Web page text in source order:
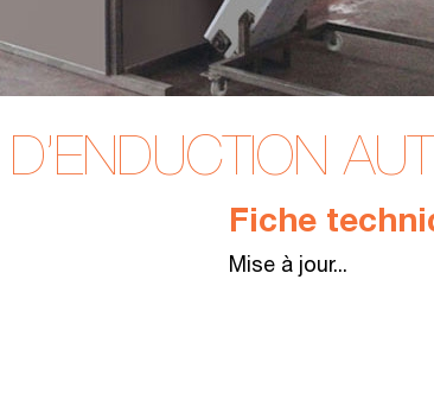
Fiche
Mise à jour...